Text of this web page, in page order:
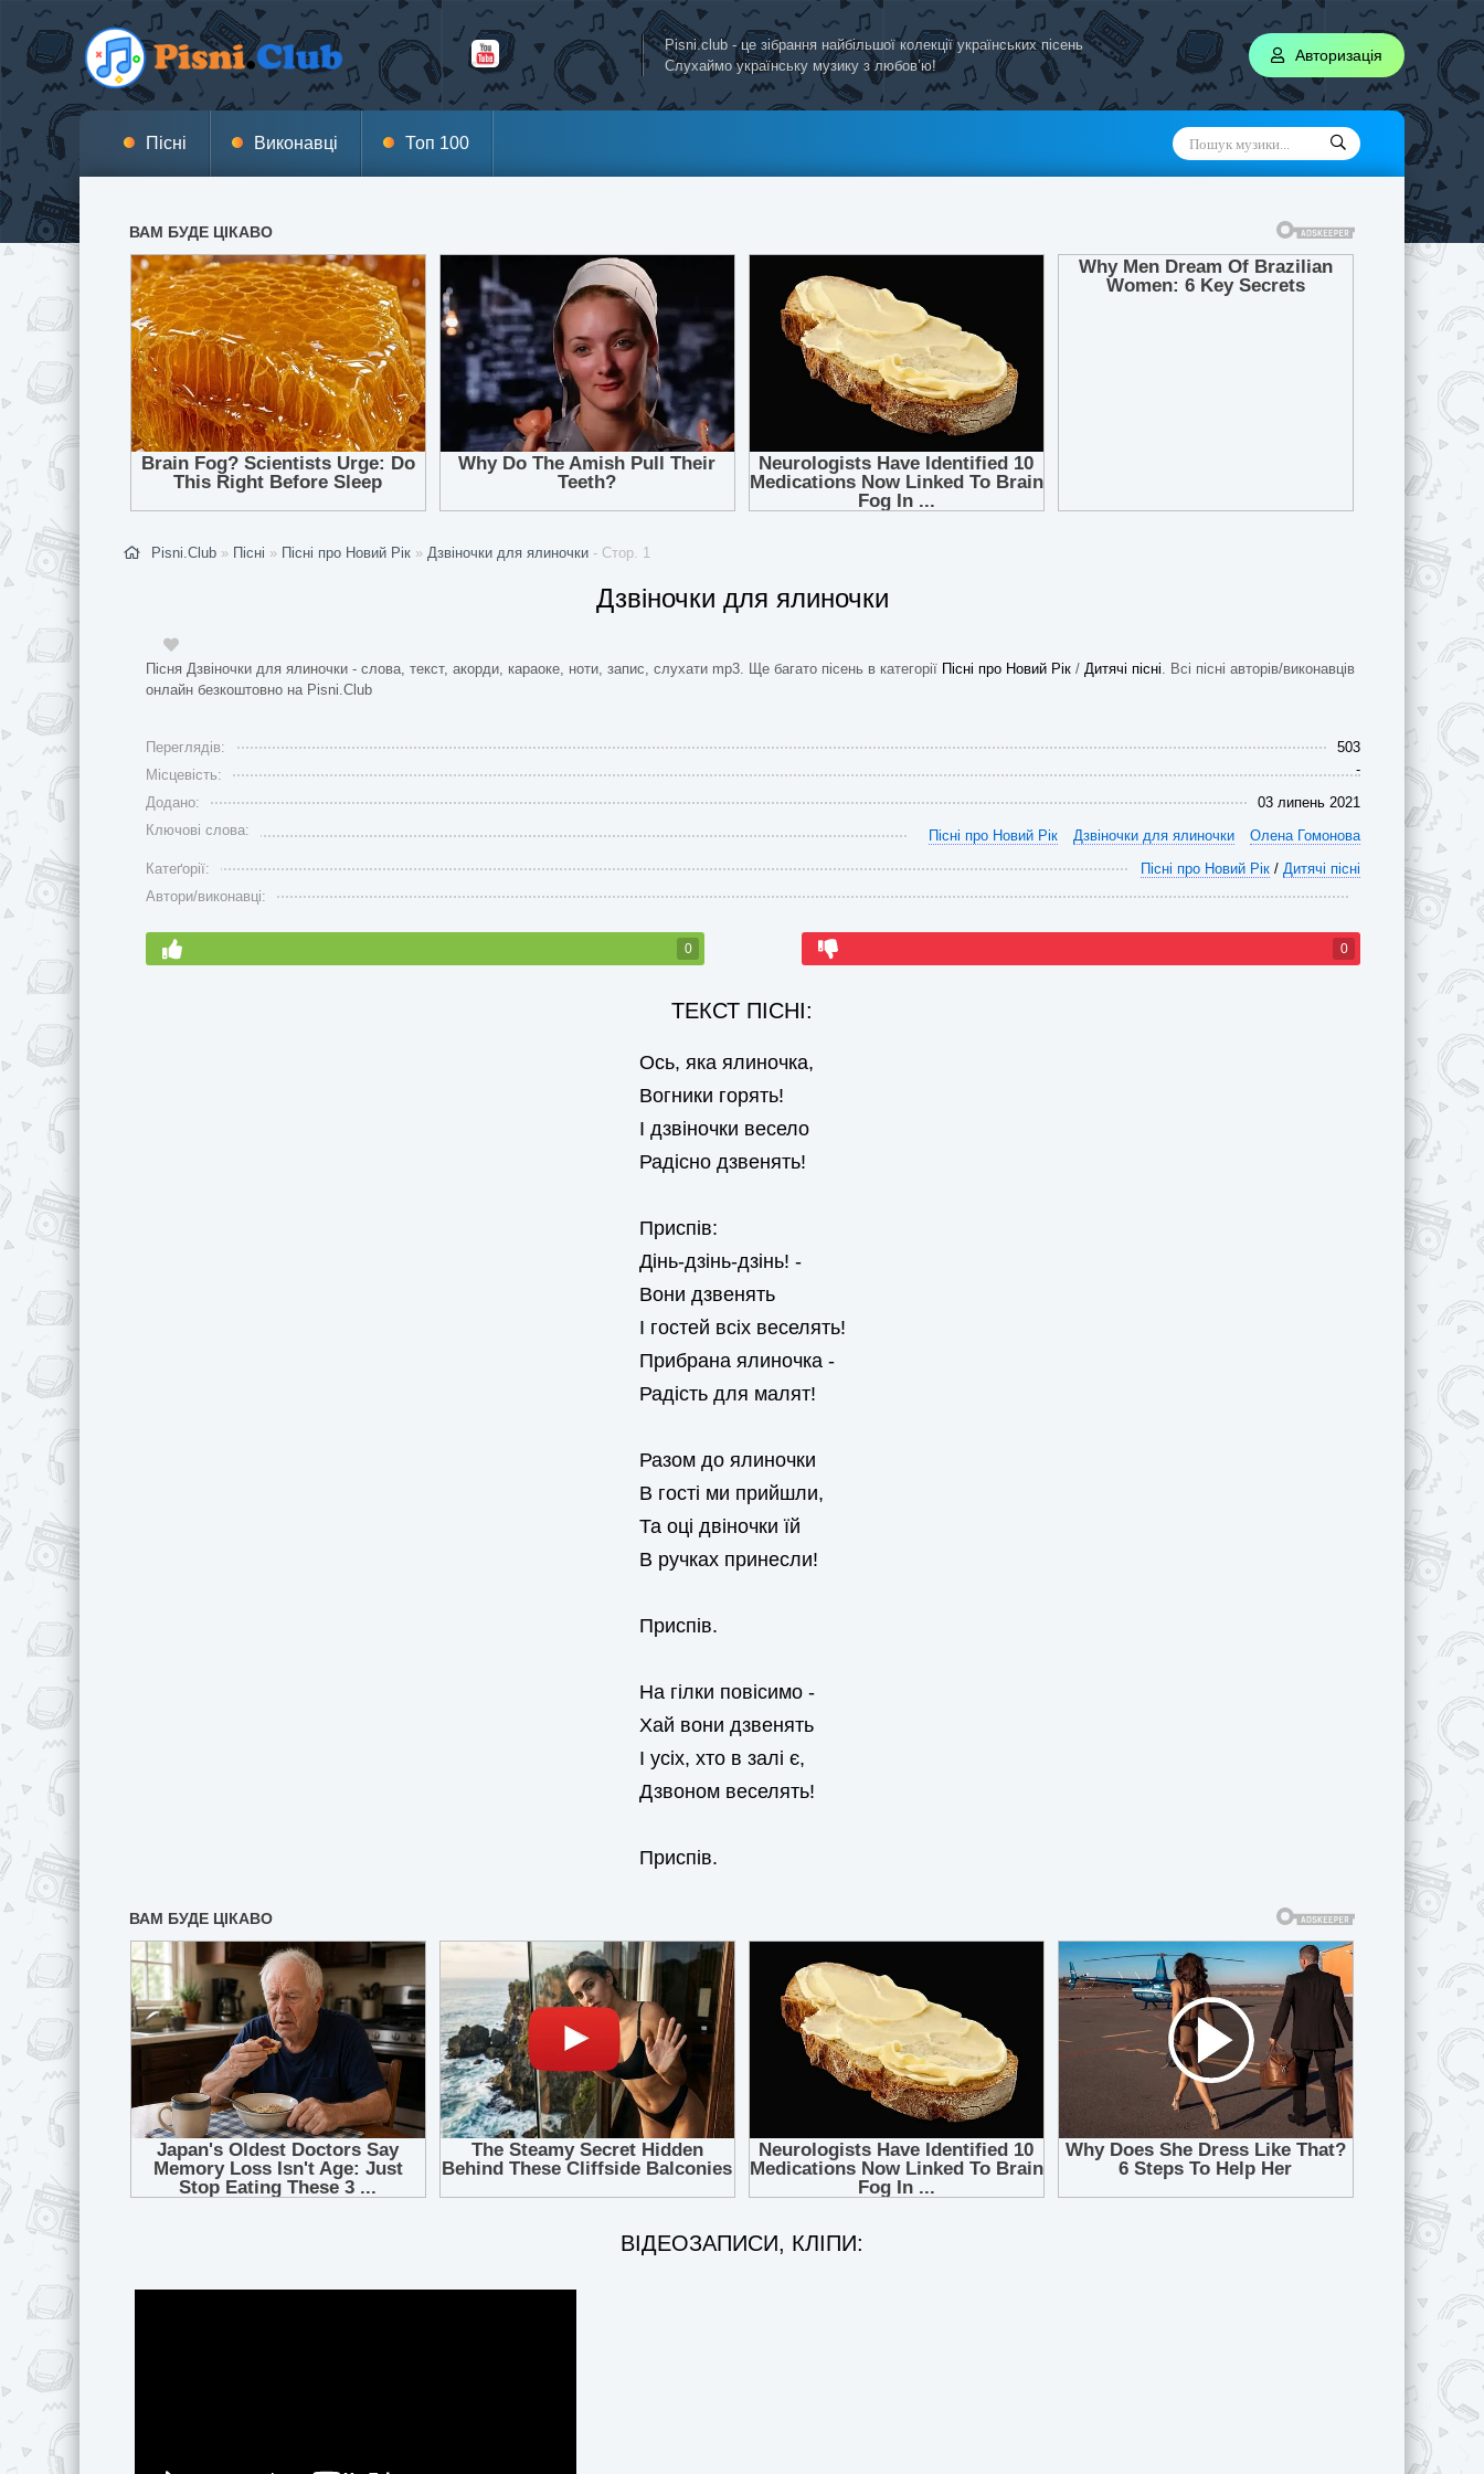
Pisni.club - це зібрання найбільшої колекції українських пісень
Слухаймо українську музику з любов’ю!
Авторизація
Пісні Виконавці Топ 100
Pisni.Club » Пісні » Пісні про Новий Рік » Дзвіночки для ялиночки - Стор. 1
Дзвіночки для ялиночки
Пісня Дзвіночки для ялиночки - слова, текст, акорди, караоке, ноти, запис, слухати mp3. Ще багато пісень в категорії Пісні про Новий Рік / Дитячі пісні . Всі пісні авторів/виконавців
онлайн безкоштовно на Pisni.Club
Переглядів:
503
Місцевість:
-
Додано:
03 липень 2021
Ключові слова:
Пісні про Новий Рік Дзвіночки для ялиночки
Олена Гомонова
Катеґорії:
Пісні про Новий Рік / Дитячі пісні
Автори/виконавці:
0 0
ТЕКСТ ПІСНІ:
Ось, яка ялиночка,
Вогники горять!
І дзвіночки весело
Радісно дзвенять!
Приспів:
Дінь-дзінь-дзінь! -
Вони дзвенять
І гостей всіх веселять!
Прибрана ялиночка -
Радість для малят!
Разом до ялиночки
В гості ми прийшли,
Та оці двіночки їй
В ручках принесли!
Приспів.
На гілки повісимо -
Хай вони дзвенять
І усіх, хто в залі є,
Дзвоном веселять!
Приспів.
ВІДЕОЗАПИСИ, КЛІПИ: